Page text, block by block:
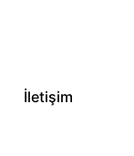
İletişim